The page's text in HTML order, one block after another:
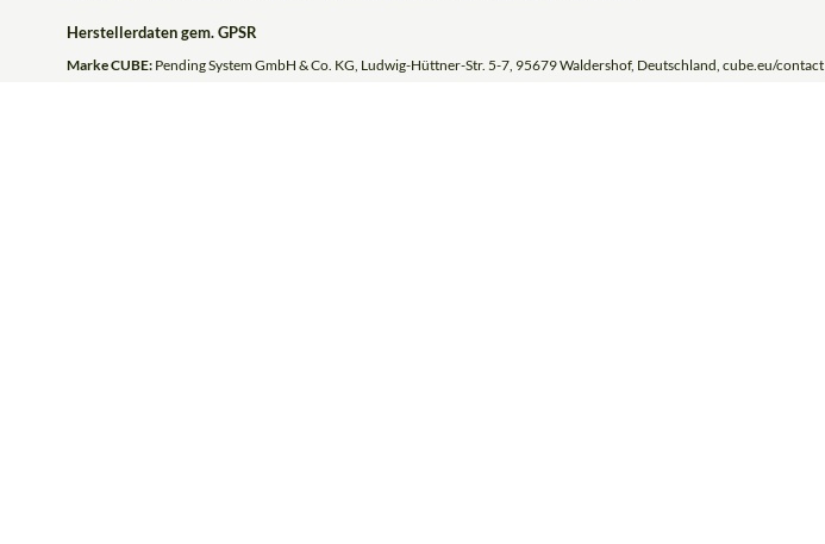
Herstellerdaten gem. GPSR
Marke CUBE: Pending System GmbH & Co. KG, Ludwig-Hüttner-Str. 5-7, 95679 Waldershof, Deutschland, cube.eu/contact